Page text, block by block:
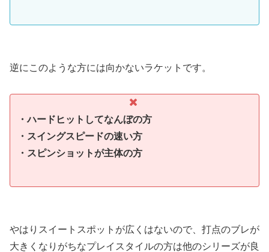
逆にこのような方には向かないラケットです。
・ハードヒットしてなんぼの方
・スイングスピードの速い方
・スピンショットが主体の方
やはりスイートスポットが広くはないので、打点のブレが
大きくなりがちなプレイスタイルの方は他のシリーズが良